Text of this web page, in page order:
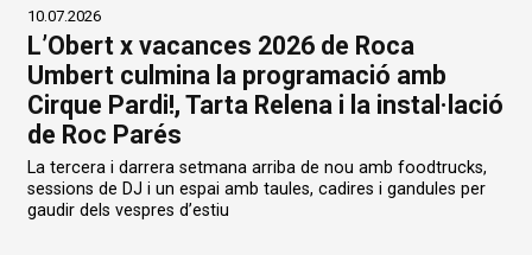
10.07.2026
L’Obert x vacances 2026 de Roca
Umbert culmina la programació amb
Cirque Pardi!, Tarta Relena i la instal·lació
de Roc Parés
La tercera i darrera setmana arriba de nou amb foodtrucks,
sessions de DJ i un espai amb taules, cadires i gandules per
gaudir dels vespres d’estiu